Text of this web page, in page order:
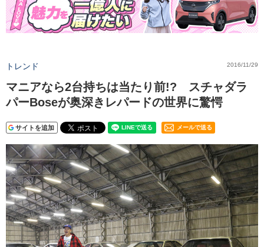
トレンド 2016/11/29
マニアなら2台持ちは当たり前!? スチャダラ
パーBoseが奥深きレパードの世界に驚愕
サイトを追加 メールで送る